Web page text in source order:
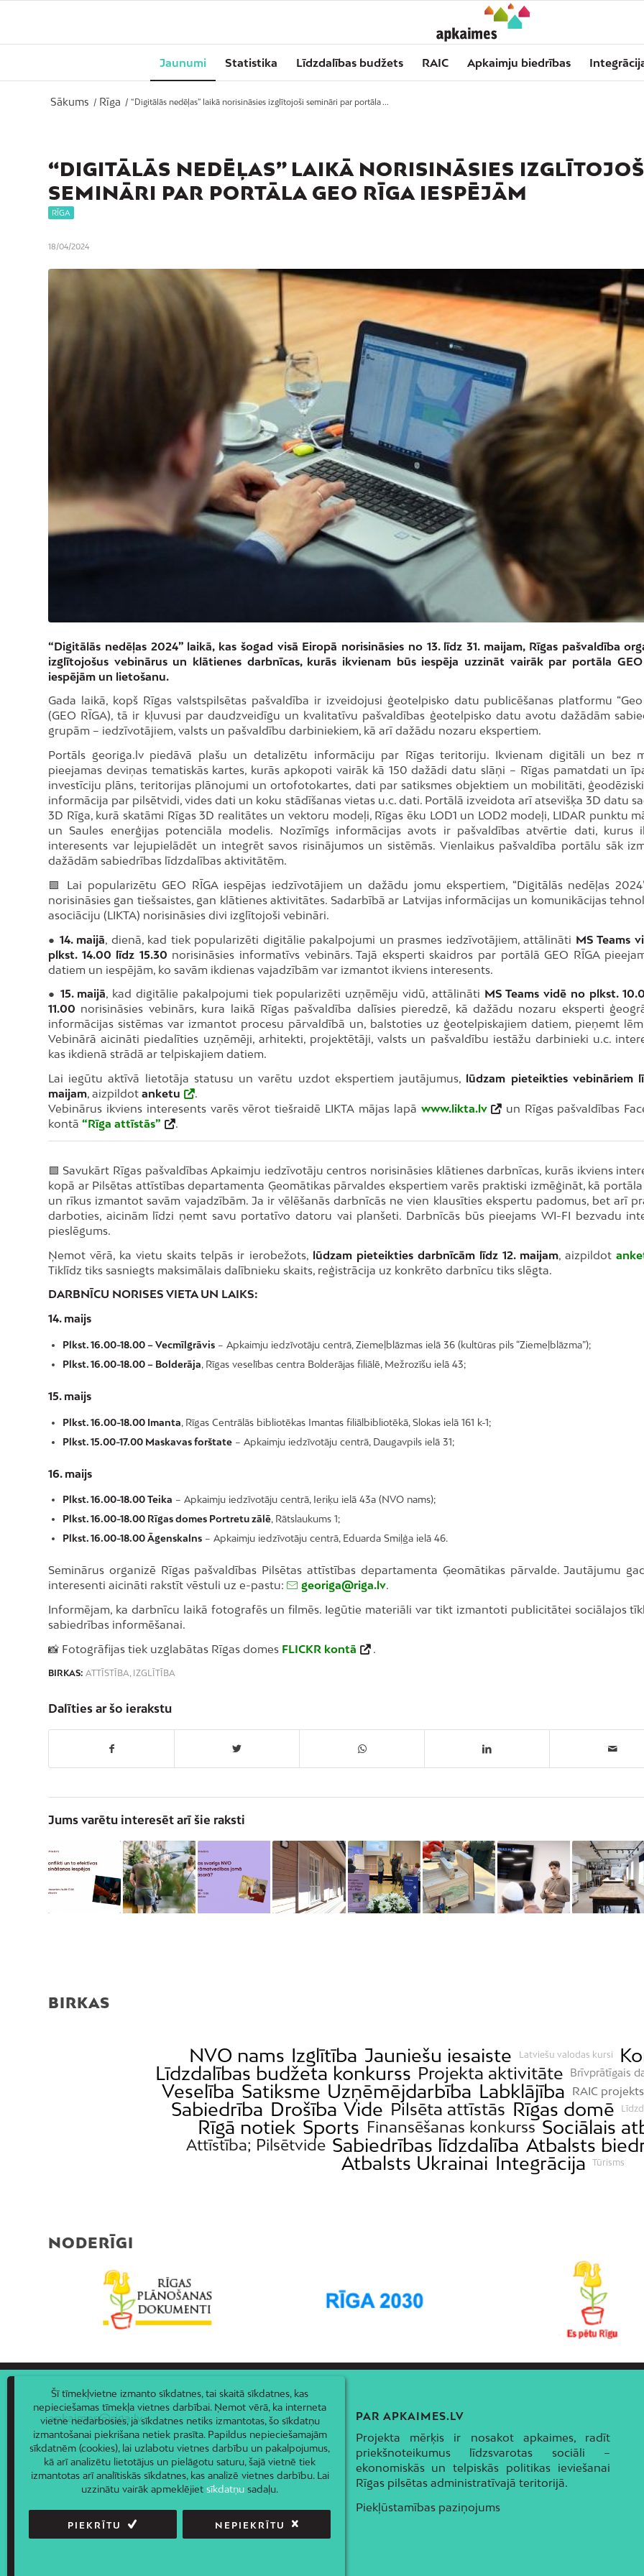
Jaunumi Statistika Līdzdalības budžets RAIC Apkaimju biedrības
Sākums / Rīga / “Digitālās nedēļas” laikā norisināsies izglītojoši semināri par portāla ...
“DIGITĀLĀS NEDĒĻAS” LAIKĀ NORISINĀSIES
SEMINĀRI PAR PORTĀLA GEO RĪGA IESPĒJĀM
RĪGA
18/04/2024
“Digitālās nedēļas 2024” laikā, kas šogad visā Eiropā norisināsies no 13. līdz 31. maijam, Rīgas pašvaldība
izglītojošus vebinārus un klātienes darbnīcas, kurās ikvienam būs iespēja uzzināt vairāk par portāla GEO
iespējām un lietošanu.
Gada laikā, kopš Rīgas valstspilsētas pašvaldība ir izveidojusi ģeotelpisko datu publicēšanas platformu “Geo
(GEO RĪGA), tā ir kļuvusi par daudzveidīgu un kvalitatīvu pašvaldības ģeotelpisko datu avotu dažādām
grupām – iedzīvotājiem, valsts un pašvaldību darbiniekiem, kā arī dažādu nozaru ekspertiem.
Portāls georiga.lv piedāvā plašu un detalizētu informāciju par Rīgas teritoriju. Ikvienam digitāli un bez
pieejamas deviņas tematiskās kartes, kurās apkopoti vairāk kā 150 dažādi datu slāņi – Rīgas pamatdati un
investīciju plāns, teritorijas plānojumi un ortofotokartes, dati par satiksmes objektiem un mobilitāti,
informācija par pilsētvidi, vides dati un koku stādīšanas vietas u.c. dati. Portālā izveidota arī atsevišķa 3D datu
3D Rīga, kurā skatāmi Rīgas 3D realitātes un vektoru modeļi, Rīgas ēku LOD1 un LOD2 modeļi, LIDAR punktu
un Saules enerģijas potenciāla modelis. Nozīmīgs informācijas avots ir pašvaldības atvērtie dati, kurus
interesents var lejupielādēt un integrēt savos risinājumos un sistēmās. Vienlaikus pašvaldība portālu sāk
dažādām sabiedrības līdzdalības aktivitātēm.
🟩 Lai popularizētu GEO RĪGA iespējas iedzīvotājiem un dažādu jomu ekspertiem, “Digitālās nedēļas
norisināsies gan tiešsaistes, gan klātienes aktivitātes. Sadarbībā ar Latvijas informācijas un komunikācijas
asociāciju (LIKTA) norisināsies divi izglītojoši vebināri.
● 14. maijā, dienā, kad tiek popularizēti digitālie pakalpojumi un prasmes iedzīvotājiem, attālināti MS Teams
plkst. 14.00 līdz 15.30 norisināsies informatīvs vebinārs. Tajā eksperti skaidros par portālā GEO RĪGA
datiem un iespējām, ko savām ikdienas vajadzībām var izmantot ikviens interesents.
● 15. maijā, kad digitālie pakalpojumi tiek popularizēti uzņēmēju vidū, attālināti MS Teams vidē no plkst.
11.00 norisināsies vebinārs, kura laikā Rīgas pašvaldība dalīsies pieredzē, kā dažādu nozaru eksperti
informācijas sistēmas var izmantot procesu pārvaldībā un, balstoties uz ģeotelpiskajiem datiem, pieņemt
Vebinārā aicināti piedalīties uzņēmēji, arhitekti, projektētāji, valsts un pašvaldību iestāžu darbinieki u.c.
kas ikdienā strādā ar telpiskajiem datiem.
Lai iegūtu aktīvā lietotāja statusu un varētu uzdot ekspertiem jautājumus, lūdzam pieteikties vebināriem
maijam, aizpildot anketu
.
Vebinārus ikviens interesents varēs vērot tiešraidē LIKTA mājas lapā www.likta.lv
un Rīgas pašvaldības
kontā “Rīga attīstās” .
🟩 Savukārt Rīgas pašvaldības Apkaimju iedzīvotāju centros norisināsies klātienes darbnīcas, kurās ikviens
kopā ar Pilsētas attīstības departamenta Ģeomātikas pārvaldes ekspertiem varēs praktiski izmēģināt, kā
un rīkus izmantot savām vajadzībām. Ja ir vēlēšanās darbnīcās ne vien klausīties ekspertu padomus, bet arī
darboties, aicinām līdzi ņemt savu portatīvo datoru vai planšeti. Darbnīcās būs pieejams WI-FI bezvadu
pieslēgums.
Ņemot vērā, ka vietu skaits telpās ir ierobežots, lūdzam pieteikties darbnīcām līdz 12. maijam, aizpildot
Tiklīdz tiks sasniegts maksimālais dalībnieku skaits, reģistrācija uz konkrēto darbnīcu tiks slēgta.
DARBNĪCU NORISES VIETA UN LAIKS:
14. maijs
Plkst. 16.00-18.00 – Vecmīlgrāvis – Apkaimju iedzīvotāju centrā, Ziemeļblāzmas ielā 36 (kultūras pils “Ziemeļblāzma”);
Plkst. 16.00-18.00 – Bolderāja, Rīgas veselības centra Bolderājas filiālē, Mežrozīšu ielā 43;
15. maijs
Plkst. 16.00-18.00 Imanta, Rīgas Centrālās bibliotēkas Imantas filiālbibliotēkā, Slokas ielā 161 k-1;
Plkst. 15.00-17.00 Maskavas forštate – Apkaimju iedzīvotāju centrā, Daugavpils ielā 31;
16. maijs
Plkst. 16.00-18.00 Teika – Apkaimju iedzīvotāju centrā, Ieriķu ielā 43a (NVO nams);
Plkst. 16.00-18.00 Rīgas domes Portretu zālē, Rātslaukums 1;
Plkst. 16.00-18.00 Āgenskalns – Apkaimju iedzīvotāju centrā, Eduarda Smiļģa ielā 46.
Seminārus organizē Rīgas pašvaldības Pilsētas attīstības departamenta Ģeomātikas pārvalde. Jautājumu
interesenti aicināti rakstīt vēstuli uz e-pastu:
georiga@riga.lv.
Informējam, ka darbnīcu laikā fotografēs un filmēs. Iegūtie materiāli var tikt izmantoti publicitātei sociālajos
sabiedrības informēšanai.
📸 Fotogrāfijas tiek uzglabātas Rīgas domes FLICKR kontā .
BIRKAS: ATTĪSTĪBA, IZGLĪTĪBA
Dalīties ar šo ierakstu
Jums varētu interesēt arī šie raksti
BIRKAS
NVO nams Izglītība Jauniešu iesaiste Latviešu valodas kursi
Līdzdalības budžeta konkurss Projekta aktivitāte Brīvprātīgais
Veselība Satiksme Uzņēmējdarbība Labklājība RAIC projekts
Sabiedrība Drošība Vide Pilsēta attīstās Rīgas domē
Rīgā notiek Sports Finansēšanas konkurss Sociālais
Attīstība; Pilsētvide Sabiedrības līdzdalība Atbalsts
Atbalsts Ukrainai Integrācija Tūrisms
NODERĪGI
apkaimes@riga.lv PAR APKAIMES.LV
Projekta mērķis ir nosakot apkaimes, radīt
priekšnoteikumus līdzsvarotas sociāli –
ekonomiskās un telpiskās politikas ieviešanai
Rīgas pilsētas administratīvajā teritorijā.
Piekļūstamības paziņojums
Šī tīmekļvietne izmanto sīkdatnes, tai skaitā sīkdatnes, kas
nepieciešamas tīmekļa vietnes darbībai. Ņemot vērā, ka interneta
vietne nedarbosies, ja sīkdatnes netiks izmantotas, šo sīkdatņu
izmantošanai piekrišana netiek prasīta. Papildus nepieciešamajām
sīkdatnēm (cookies), lai uzlabotu vietnes darbību un pakalpojumus,
kā arī analizētu lietotājus un pielāgotu saturu, šajā vietnē tiek
izmantotas arī analītiskās sīkdatnes, kas analizē vietnes darbību. Lai
uzzinātu vairāk apmeklējietsīkdatņu sadaļu.
PIEKRĪTU NEPIEKRĪTU